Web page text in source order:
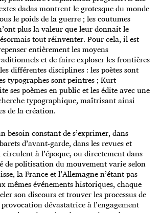
dadas montrent le grotesque du monde
le poids de la guerre ; les coutumes
plus la valeur que leur donnait le
tout réinventer. Pour cela, il est
entièrement les moyens
et de faire exploser les frontières
différentes disciplines : les poètes sont
typographes sont peintres ; Kurt
ses poèmes en public et les édite avec une
typographique, maîtrisant ainsi
de la création.
besoin constant de s’exprimer, dans
d’avant-garde, dans les revues et
à l’époque, ou directement dans
de politisation du mouvement varie selon
la France et l’Allemagne n’étant pas
mêmes événements historiques, chaque
son discours et trouver les processus de
dévastatrice à l’engagement